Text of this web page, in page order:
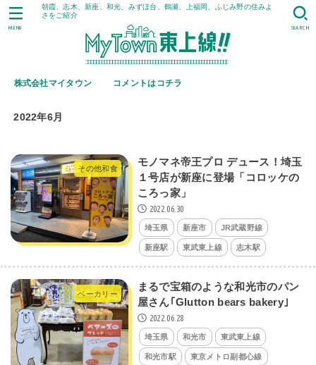
朝霞、志木、新座、和光、みずほ台、鶴瀬、上福岡、ふじみ野の住みよ
さをご紹介
株式会社マイタウン コメントはコチラ
SEARCH
MENU
2022年6月
その他和食
モノマネ帝王プロ デュース！埼玉
１号店が新座に登場「コロッケの
ころっ家」
2022.06.30
埼玉県 新座市 JR武蔵野線
新座駅 東武東上線 志木駅
ベーカリー
まるで宝箱のような和光市のパン
屋さん｢Glutton bears bakery｣
2022.06.28
埼玉県 和光市 東武東上線
和光市駅 東京メトロ副都心線